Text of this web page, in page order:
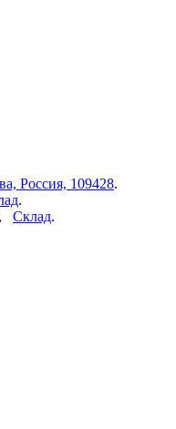
Россия, 109428.
.
, Склад.